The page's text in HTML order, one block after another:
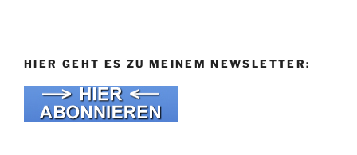
HIER GEHT ES ZU MEINEM NEWSLETTER: